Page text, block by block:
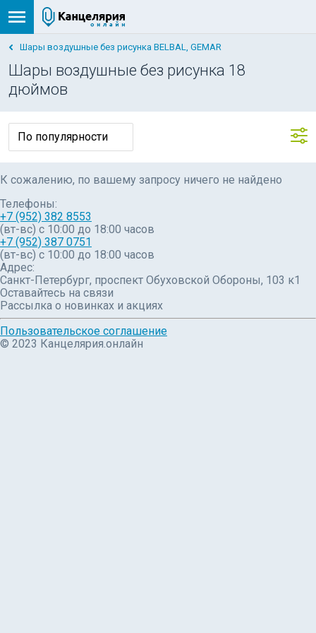
Шары воздушные без рисунка BELBAL, GEMAR
Шары воздушные без рисунка 18
дюймов
К сожалению, по вашему запросу ничего не найдено
Телефоны:
+7 (952) 382 8553
(вт-вс) c 10:00 до 18:00 часов
+7 (952) 387 0751
(вт-вс) с 10:00 до 18:00 часов
Адрес:
Санкт-Петербург, проспект Обуховской Обороны, 103 к1
Оставайтесь на связи
Рассылка о новинках и акциях
Пользовательское соглашение
© 2023 Канцелярия.онлайн